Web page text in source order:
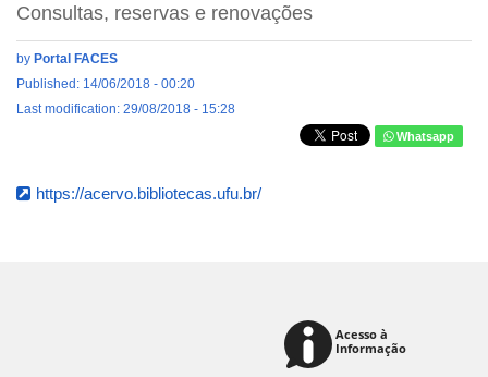
Consultas, reservas e renovações
by Portal FACES
Published: 14/06/2018 - 00:20
Last modification: 29/08/2018 - 15:28
Whatsapp
https://acervo.bibliotecas.ufu.br/